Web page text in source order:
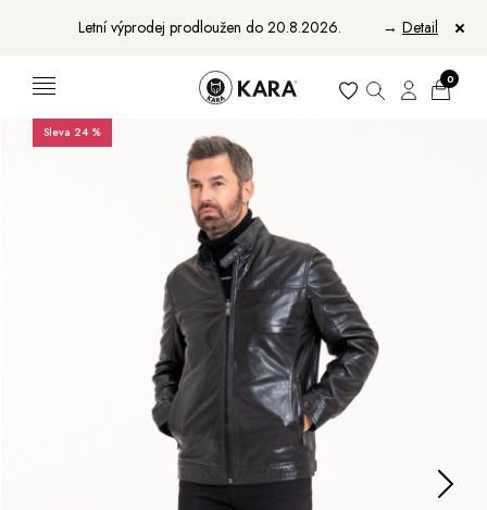
Letní výprodej prodloužen do 20.8.2026. → Detail
Muži
Bundy, kabáty a vesty
Aktovky, tašky a batohy
Peněženky
Pásky
Manikúry
Šály
0
Sleva 24 %